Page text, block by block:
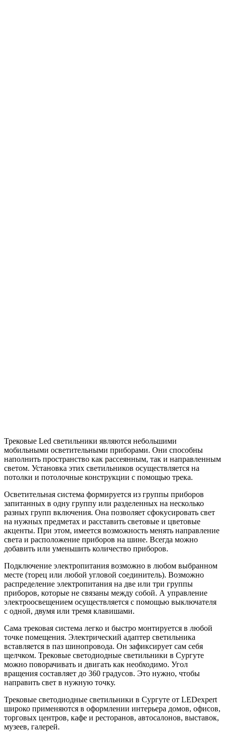
Трековые Led светильники являются небольшими
мобильными осветительными приборами. Они способны
наполнить пространство как рассеянным, так и направленным
светом. Установка этих светильников осуществляется на
потолки и потолочные конструкции с помощью трека.
Осветительная система формируется из группы приборов
запитанных в одну группу или разделенных на несколько
разных групп включения. Она позволяет сфокусировать свет
на нужных предметах и расставить световые и цветовые
акценты. При этом, имеется возможность менять направление
света и расположение приборов на шине. Всегда можно
добавить или уменьшить количество приборов.
Подключение электропитания возможно в любом выбранном
месте (торец или любой угловой соединитель). Возможно
распределение электропитания на две или три группы
приборов, которые не связаны между собой. А управление
электроосвещением осуществляется с помощью выключателя
с одной, двумя или тремя клавишами.
Сама трековая система легко и быстро монтируется в любой
точке помещения. Электрический адаптер светильника
вставляется в паз шинопровода. Он зафиксирует сам себя
щелчком. Трековые светодиодные светильники в Сургуте
можно поворачивать и двигать как необходимо. Угол
вращения составляет до 360 градусов. Это нужно, чтобы
направить свет в нужную точку.
Трековые светодиодные светильники в Сургуте от LEDexpert
широко применяются в оформлении интерьера домов, офисов,
торговых центров, кафе и ресторанов, автосалонов, выставок,
музеев, галерей.